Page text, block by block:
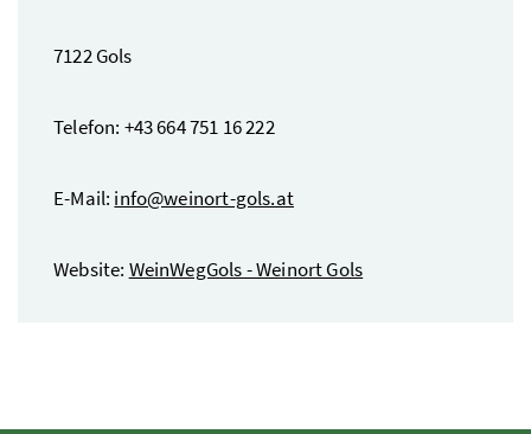
7122 Gols
Telefon: +43 664 751 16 222
E-Mail: info@weinort-gols.at
Website: WeinWegGols - Weinort Gols